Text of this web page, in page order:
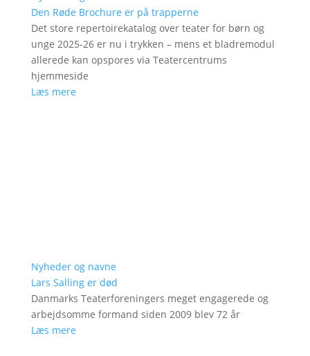
Den Røde Brochure er på trapperne
Det store repertoirekatalog over teater for børn og
unge 2025-26 er nu i trykken – mens et bladremodul
allerede kan opspores via Teatercentrums
hjemmeside
Læs mere
Nyheder og navne
Lars Salling er død
Danmarks Teaterforeningers meget engagerede og
arbejdsomme formand siden 2009 blev 72 år
Læs mere